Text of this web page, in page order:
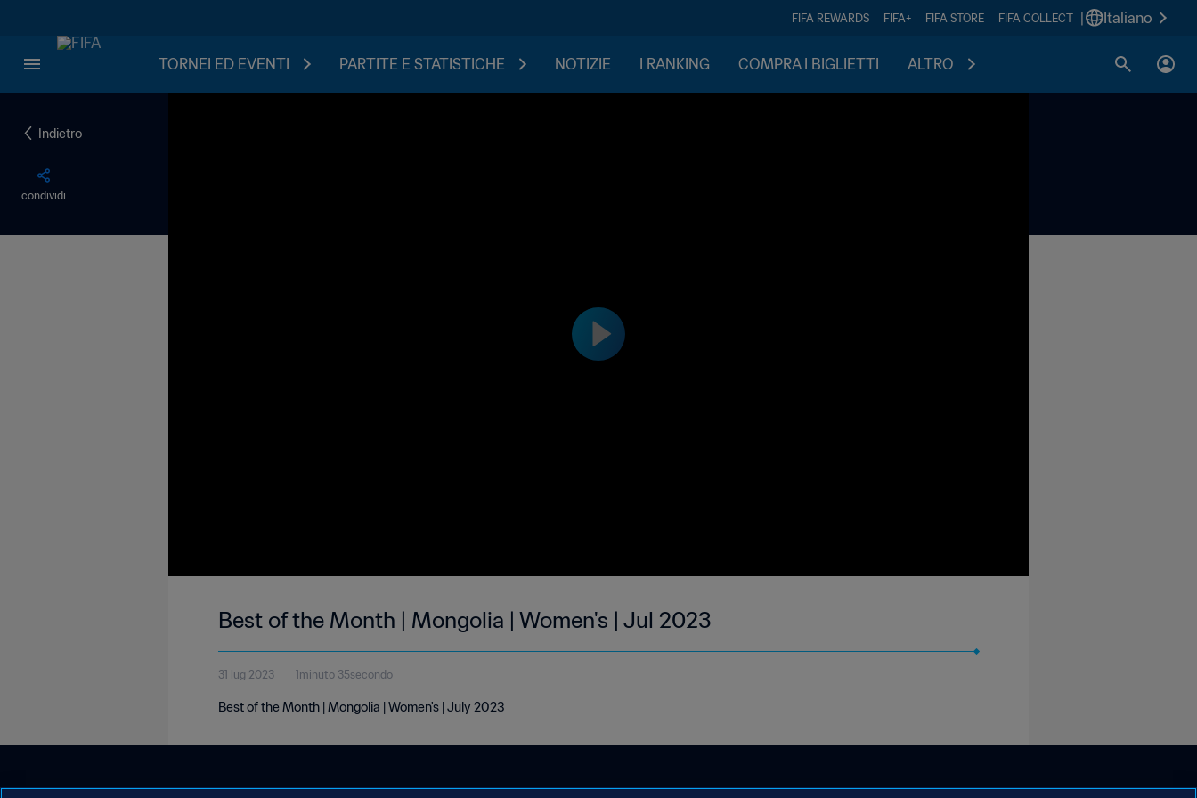
FIFA REWARDS FIFA+ FIFA STORE FIFA COLLECT Italiano
TORNEI ED EVENTI PARTITE E STATISTICHE NOTIZIE I RANKING COMPRA I BIGLIETTI ALTRO
Indietro
condividi
Best of the Month | Mongolia | Women's | Jul 2023
31 lug 2023 1minuto 35secondo
Best of the Month | Mongolia | Women's | July 2023